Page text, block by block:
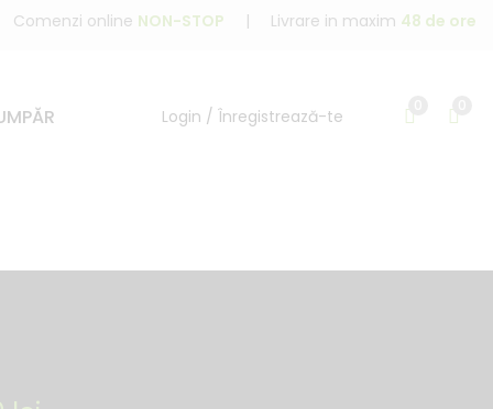
Comenzi online NON-STOP | Livrare in maxim 48 de ore
Login / Înregistrează-te